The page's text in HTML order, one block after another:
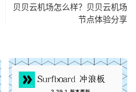
贝贝云机场怎么样？贝贝云机场
节点体验分享